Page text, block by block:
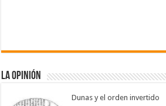
La Opinión
Dunas y el orden invertido